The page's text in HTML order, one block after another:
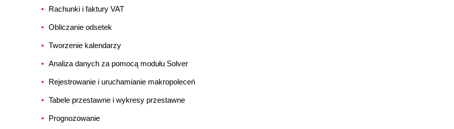
Rachunki i faktury VAT
Obliczanie odsetek
Tworzenie kalendarzy
Analiza danych za pomocą modułu Solver
Rejestrowanie i uruchamianie makropoleceń
Tabele przestawne i wykresy przestawne
Prognozowanie